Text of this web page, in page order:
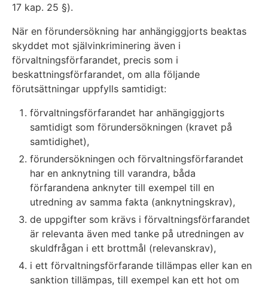
17 kap. 25 §).
När en förundersökning har anhängiggjorts beaktas
skyddet mot självinkriminering även i
förvaltningsförfarandet, precis som i
beskattningsförfarandet, om alla följande
förutsättningar uppfylls samtidigt:
förvaltningsförfarandet har anhängiggjorts
samtidigt som förundersökningen (kravet på
samtidighet),
förundersökningen och förvaltningsförfarandet
har en anknytning till varandra, båda
förfarandena anknyter till exempel till en
utredning av samma fakta (anknytningskrav),
de uppgifter som krävs i förvaltningsförfarandet
är relevanta även med tanke på utredningen av
skuldfrågan i ett brottmål (relevanskrav),
i ett förvaltningsförfarande tillämpas eller kan en
sanktion tillämpas, till exempel kan ett hot om